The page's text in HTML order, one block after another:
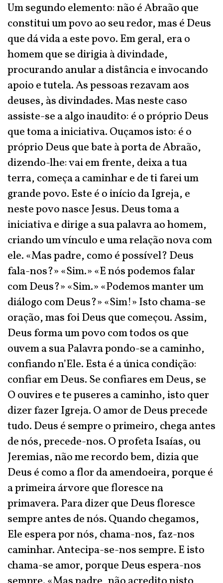
Um segundo elemento: não é Abraão que
constitui um povo ao seu redor, mas é Deus
que dá vida a este povo. Em geral, era o
homem que se dirigia à divindade,
procurando anular a distância e invocando
apoio e tutela. As pessoas rezavam aos
deuses, às divindades. Mas neste caso
assiste-se a algo inaudito: é o próprio Deus
que toma a iniciativa. Ouçamos isto: é o
próprio Deus que bate à porta de Abraão,
dizendo-lhe: vai em frente, deixa a tua
terra, começa a caminhar e de ti farei um
grande povo. Este é o início da Igreja, e
neste povo nasce Jesus. Deus toma a
iniciativa e dirige a sua palavra ao homem,
criando um vínculo e uma relação nova com
ele. «Mas padre, como é possível? Deus
fala-nos?» «Sim.» «E nós podemos falar
com Deus?» «Sim.» «Podemos manter um
diálogo com Deus?» «Sim!» Isto chama-se
oração, mas foi Deus que começou. Assim,
Deus forma um povo com todos os que
ouvem a sua Palavra pondo-se a caminho,
confiando n’Ele. Esta é a única condição:
confiar em Deus. Se confiares em Deus, se
O ouvires e te puseres a caminho, isto quer
dizer fazer Igreja. O amor de Deus precede
tudo. Deus é sempre o primeiro, chega antes
de nós, precede-nos. O profeta Isaías, ou
Jeremias, não me recordo bem, dizia que
Deus é como a flor da amendoeira, porque é
a primeira árvore que floresce na
primavera. Para dizer que Deus floresce
sempre antes de nós. Quando chegamos,
Ele espera por nós, chama-nos, faz-nos
caminhar. Antecipa-se-nos sempre. E isto
chama-se amor, porque Deus espera-nos